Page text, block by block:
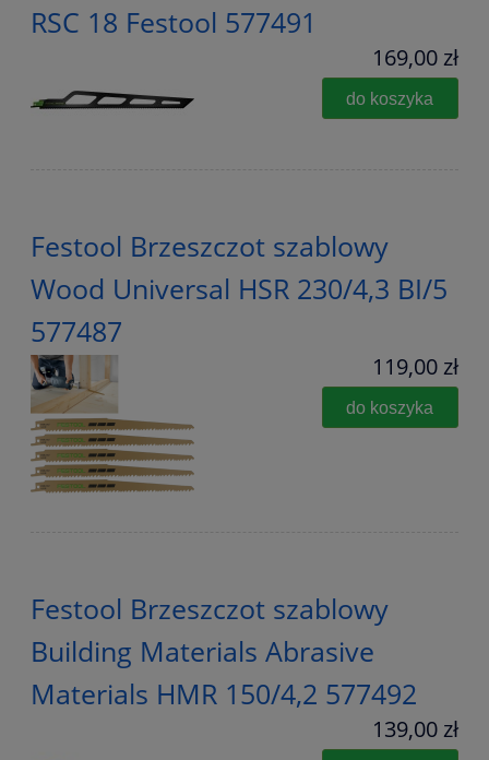
RSC 18 Festool 577491
169,00 zł
do koszyka
Festool Brzeszczot szablowy
Wood Universal HSR 230/4,3 BI/5
577487
119,00 zł
do koszyka
Festool Brzeszczot szablowy
Building Materials Abrasive
Materials HMR 150/4,2 577492
139,00 zł